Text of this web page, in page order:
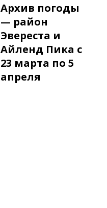
Архив погоды
— район
Эвереста и
Айленд Пика с
23 марта по 5
апреля